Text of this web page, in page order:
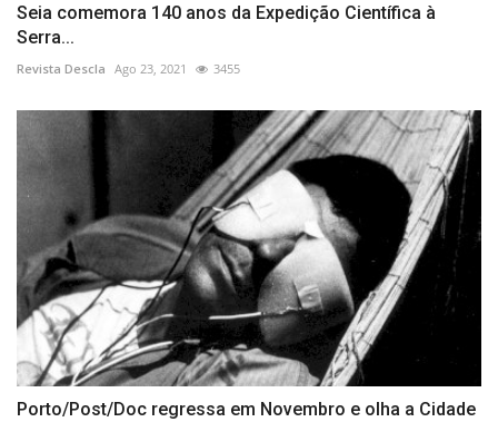
Seia comemora 140 anos da Expedição Científica à
Serra...
Revista Descla Ago 23, 2021 3455
Porto/Post/Doc regressa em Novembro e olha a Cidade